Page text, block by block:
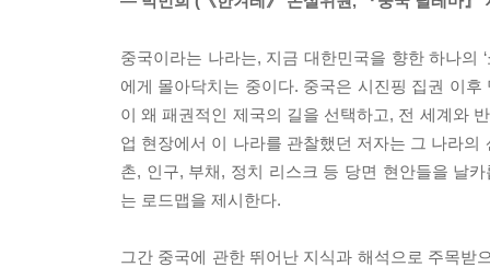
중국이라는 나라는, 지금 대한민국을 향한 하나의
에게 몰아닥치는 중이다. 중국은 시진핑 집권 이
이 왜 패권적인 제국의 길을 선택하고, 전 세계와
업 현장에서 이 나라를 관찰했던 저자는 그 나라
촌, 인구, 부채, 정치 리스크 등 당면 현안들을 날
는 로드맵을 제시한다.
그간 중국에 관한 뛰어난 지식과 해석으로 주목받